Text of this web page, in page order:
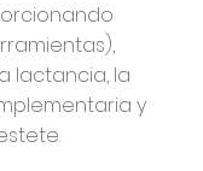
lactancia, la
y